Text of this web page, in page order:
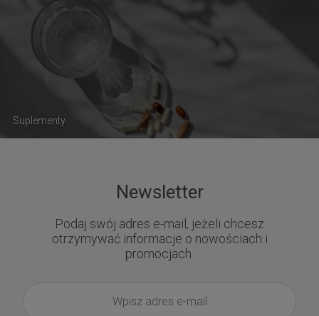
Suplementy
Newsletter
Podaj swój adres e-mail, jeżeli chcesz
otrzymywać informacje o nowościach i
promocjach.